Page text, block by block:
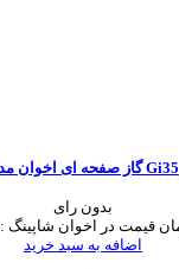
گاز صفحه ای اخوان مدل Gi35
بدون رای
قیمت در اخوان شاپینگ :
اضافه به سبد خرید